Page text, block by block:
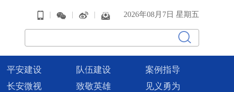
| | | 2026年08月7日 星期五
平安建设 队伍建设
案例指导
长安微视 致敬英雄 见义勇为